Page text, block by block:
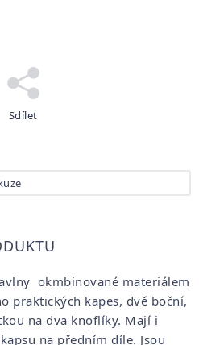
Sdílet
okmbinované materiálem
praktických kapes, dvě boční,
na dva knoflíky. Mají i
na předním díle. Jsou